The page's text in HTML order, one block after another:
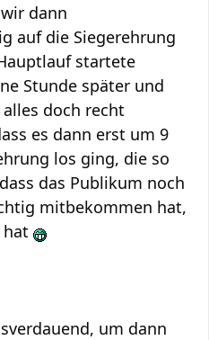
dann
auf die Siegerehrung
startete
Stunde später und
doch recht
es dann erst um 9
los ging, die so
das Publikum noch
mitbekommen hat,
um dann